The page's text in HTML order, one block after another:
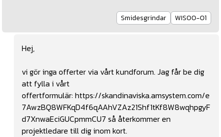
Smidesgrindar WIS00-01
Hej,
vi gör inga offerter via vårt kundforum. Jag får be dig
att fylla i vårt
offertformulär: https://skandinaviska.amsystem.com/e
7AwzBQ8WFKqD4f6qAAhVZAz21Shf1tKf8W8wqhpgyF
d7XnwaEciGUCpmmCU7 så återkommer en
projektledare till dig inom kort.